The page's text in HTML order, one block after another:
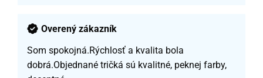
Overený zákazník
Som spokojná.Rýchlosť a kvalita bola
dobrá.Objednané tričká sú kvalitné, peknej farby,